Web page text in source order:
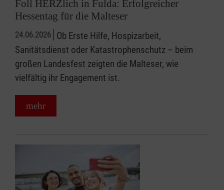
Foll HERZlich in Fulda: Erfolgreicher
Hessentag für die Malteser
24.06.2026 Ob Erste Hilfe, Hospizarbeit,
Sanitätsdienst oder Katastrophenschutz – beim
großen Landesfest zeigten die Malteser, wie
vielfältig ihr Engagement ist.
mehr